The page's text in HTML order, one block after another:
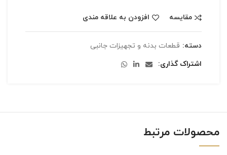
مقایسه افزودن به علاقه مندی
دسته: قطعات بدنه و تجهیزات جانبی
اشتراک گذاری
محصولات مرتبط